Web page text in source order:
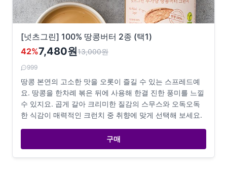
[넛츠그린] 100% 땅콩버터 2종 (택1)
42%7,480원13,000원
999
땅콩 본연의 고소한 맛을 오롯이 즐길 수 있는 스프레드예
요. 땅콩을 한차례 볶은 뒤에 사용해 한결 진한 풍미를 느낄
수 있지요. 곱게 갈아 크리미한 질감의 스무스와 오독오독
한 식감이 매력적인 크런치 중 취향에 맞게 선택해 보세요.
구매